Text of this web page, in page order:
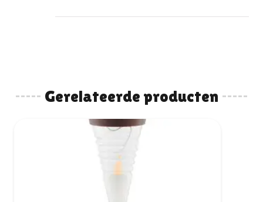
Gerelateerde producten